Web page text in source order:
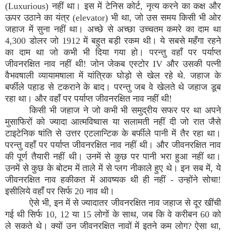
(Luxurious) नहीं था। इस में टेनिस कोर्ट, नृत्य करने का कक्ष और
ऊपर उठाने का यंत्र (elevator) भी था, जो उस समय किसी भी ओर
जहाज में सुना नहीं था। अच्छे से अच्छा उच्चतम कमरे का दाम था
4,300 डोलर जो 1912 में बहुत बड़ी रकम थी। ये सबसे महँगा रहने
का दाम था जो कभी भी दिया गया हो। परन्तु वहाँ पर पर्याप्त
जीवनरक्षित नाव नहीं थी! जोन जेकब एस्टोर IV और उसकी पत्नी
वैभवषाली व्यायामषाला में यांत्रिक घोड़ो से खेल रहे थे. जहाज के
बर्फीले पहाड से टकराने के बाद। परन्तु जब वे खेलते थे जहाज डूब
रहा था। और वहाँ पर पर्याप्त जीवनरक्षित नाव नहीं थी!
किसी भी जहाज ने जो कभी भी समुद्रीय सफर पर था अपने
मुसाफिरों को ज्यादा आत्मविष्वास या सलामती नहीं दी जो रात जैसे
टाइटेनिक षांति से उत्तर एटलान्टिक के बर्फीले पानी में तैर रहा था।
परन्तु वहाँ पर पर्याप्त जीवनरक्षित नाव नहीं थी। और जीवनरक्षित नाव
की पूर्ण तैयारी नहीं थी। उनमें से कुछ पर पानी भरा हुआ नहीं था।
उनमें से कुछ के बोटम में ताले में से प्लग नीकाले हुए थे। इन सब में, ये
जीवनरक्षित नाव हकीकत में आवष्यक थी ही नहीं - उन्होंने सोचा!
इसीलिये वहाँ पर सिर्फ 20 नाव थी।
ऐसे भी, इन में से ज्यादातर जीवनरक्षित नाव जहाज से दूर खींची
गई थी सिर्फ 10, 12 या 15 लोगों के साथ, जब कि वे करीबन 60 को
ले सकते थे। क्यों उन जीवनरक्षित नावों में इतने कम लोग? ऐसा था,